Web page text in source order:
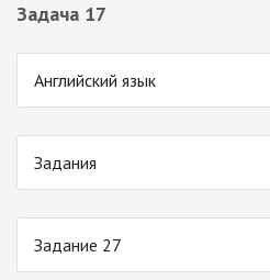
Задача 17
Английский язык
Задания
Задание 27